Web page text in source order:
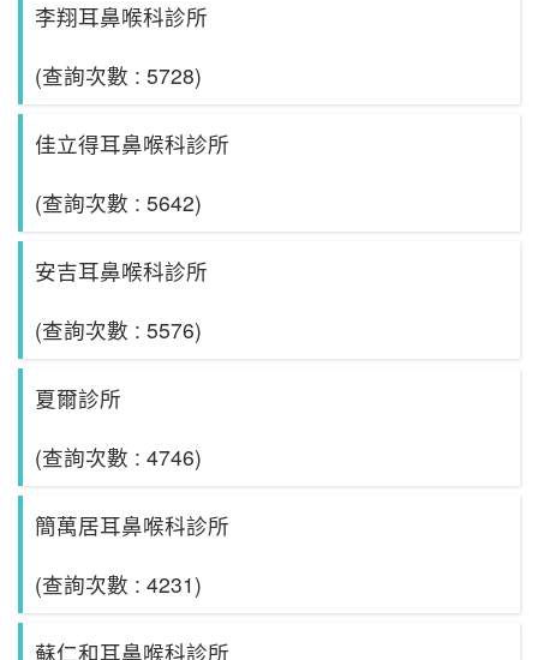
李翔耳鼻喉科診所
(查詢次數 : 5728)
佳立得耳鼻喉科診所
(查詢次數 : 5642)
安吉耳鼻喉科診所
(查詢次數 : 5576)
夏爾診所
(查詢次數 : 4746)
簡萬居耳鼻喉科診所
(查詢次數 : 4231)
蘇仁和耳鼻喉科診所